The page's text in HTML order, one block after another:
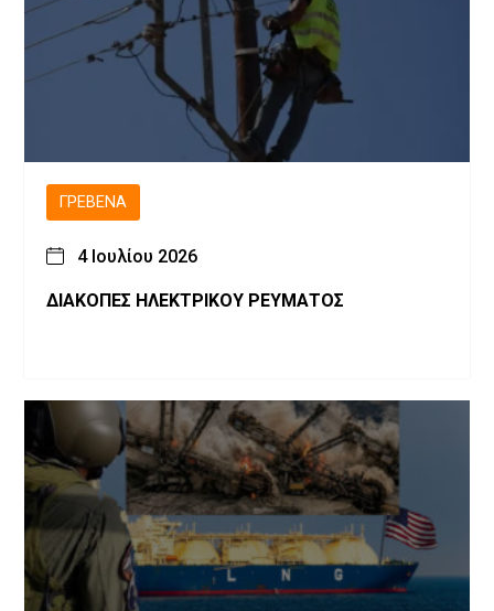
ΓΡΕΒΕΝΆ
4 Ιουλίου 2026
ΔΙΑΚΟΠΕΣ ΗΛΕΚΤΡΙΚΟΥ ΡΕΥΜΑΤΟΣ